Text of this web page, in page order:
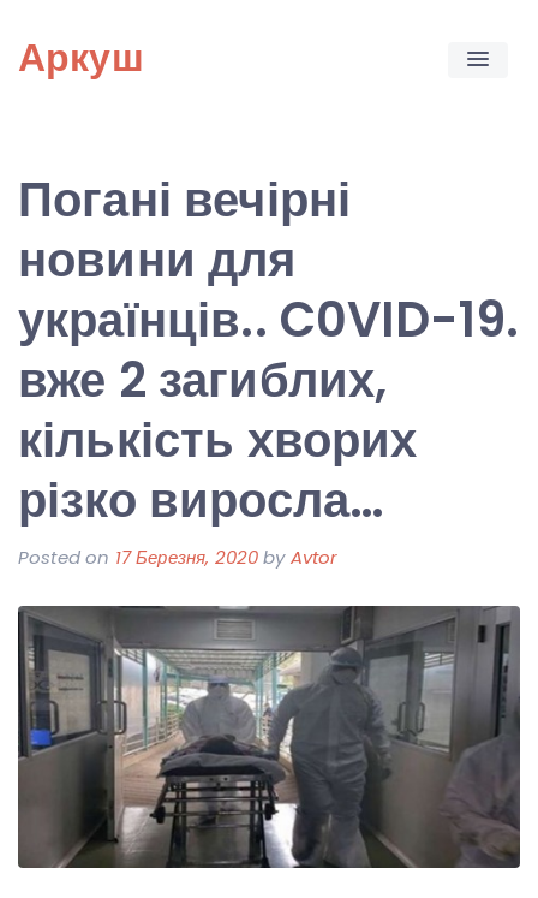
content
Аркуш
Погані вечірні
новини для
українців.. C0VID-19.
вже 2 загиблих,
кількість хворих
різко виросла…
Posted on 17 Березня, 2020byAvtor